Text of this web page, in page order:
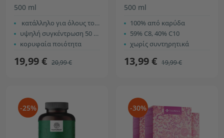
500 ml
κατάλληλο για όλους τους τύπους δέρματος
υψηλή συγκέντρωση 50 ppm
κορυφαία ποιότητα
19,99 € 20,99 €
500 ml
100% από καρύδα
59% C8, 40% C10
χωρίς συντηρητικά
13,99 € 19,99 €
-25% -30%